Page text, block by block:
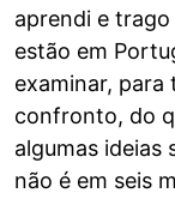
aprendi e
estão em
examinar, para
confronto, do
algumas ideias
não é em seis